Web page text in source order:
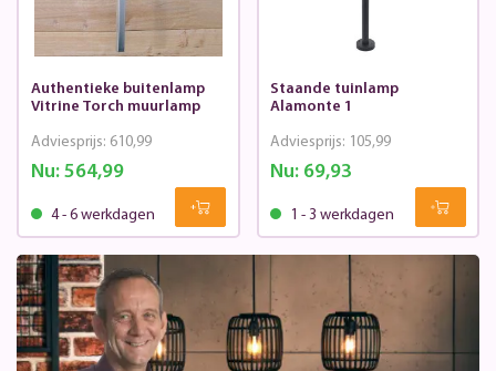
Authentieke buitenlamp
Vitrine Torch muurlamp
Nu:564,99
Adviesprijs: 610,99
4 - 6 werkdagen
Staande tuinlamp
Alamonte 1
Nu: 69,93
Adviesprijs: 105,99
1 - 3 werkdagen